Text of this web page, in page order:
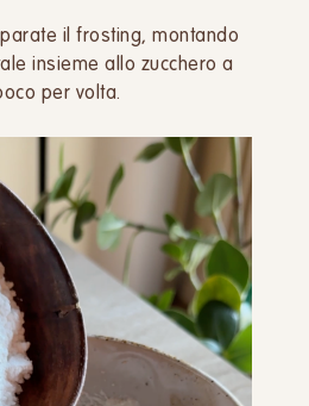
il frosting, montando
insieme allo zucchero a
per volta.